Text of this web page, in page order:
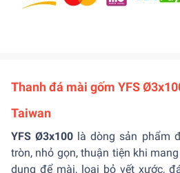
Thanh đá mài gốm YFS
Taiwan
YFS Ø3x100 là dòng sản phẩm
tròn, nhỏ gọn, thuận tiện khi
dụng để mài, loại bỏ vết xước,